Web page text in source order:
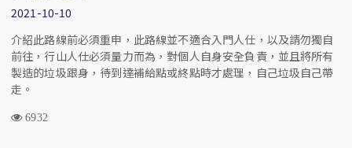
2021-10-10
介紹此路線前必須重申，此路線並不適合入門人仕，以及請勿獨自
前往，行山人仕必須量力而為，對個人自身安全負責，並且將所有
製造的垃圾跟身，待到達補給點或終點時才處理，自己垃圾自己帶
走。
6932